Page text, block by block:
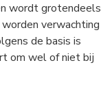
wordt grotendeels
verwachting
de basis is
om wel of niet bij